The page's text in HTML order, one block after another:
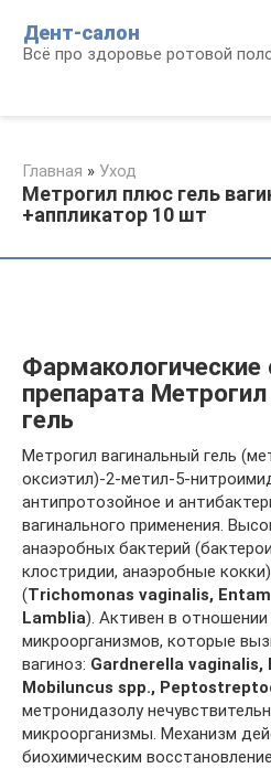
контенту
Дент-салон
Всё про здоровье ротовой
Главная » Уход
Метрогил плюс гель
+аппликатор 10 шт
Фармакологические
препарата
гель
Метрогил вагинальный гель
оксиэтил)-2-метил-5-
антипротозойное и
вагинального применения.
анаэробных бактерий
клостридии, анаэробные
(Trichomonas vaginalis,
Lamblia). Активен в
микроорганизмов, которые
вагиноз: Gardnerella vaginalis,
Mobiluncus spp.,
метронидазолу
микроорганизмы. Механизм
биохимическим